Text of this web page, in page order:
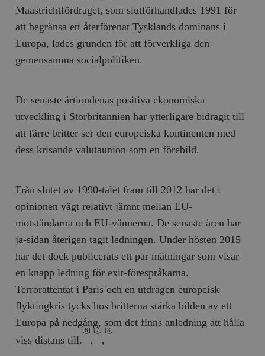
Maastrichtfördraget, som slutförhandlades 1991 för
att begränsa ett återförenat Tysklands dominans i
Europa, lades grunden för att förverkliga den
gemensamma socialpolitiken.
De senaste årtiondenas positiva ekonomiska
utveckling i Storbritannien har ytterligare bidragit till
att färre britter ser den europeiska kontinenten med
dess krisande valutaunion som en förebild.
Från slutet av 1990-talet fram till 2012 har det i
opinionen vägt relativt jämnt mellan EU-
motståndarna och EU-vännerna. De senaste åren har
ja-sidan återigen tagit ledningen. Under hösten 2015
har det dock publicerats ett par mätningar som visar
en knapp ledning för exit-förespråkarna.
Terrorattentat i Paris och en utdragen europeisk
flyktingkris tycks hos britterna stärka bilden av ett
Europa på nedgång, som det finns anledning att hålla
viss distans till.
[6]
,
[7]
,
[8]